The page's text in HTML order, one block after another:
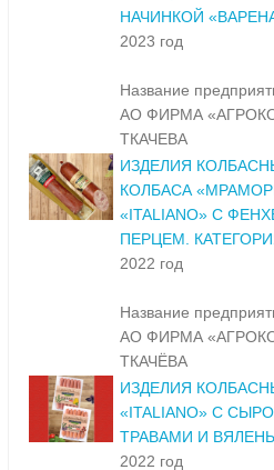
НАЧИНКОЙ
2023 год
Название
АО ФИРМА
ТКАЧЕВА
ИЗДЕЛИЯ
КОЛБАСА
«ITALIANO» С
ПЕРЦЕМ.
2022 год
Название
АО ФИРМА
ТКАЧЁВА
ИЗДЕЛИЯ
«ITALIANO» С
ТРАВАМИ И
2022 год